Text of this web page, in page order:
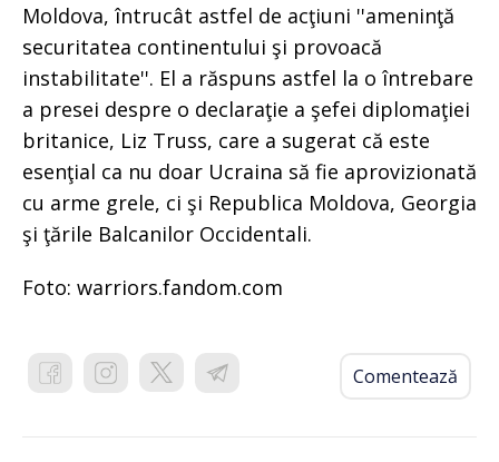
Moldova, întrucât astfel de acţiuni ''ameninţă
securitatea continentului şi provoacă
instabilitate''. El a răspuns astfel la o întrebare
a presei despre o declaraţie a şefei diplomaţiei
britanice, Liz Truss, care a sugerat că este
esenţial ca nu doar Ucraina să fie aprovizionată
cu arme grele, ci şi Republica Moldova, Georgia
şi ţările Balcanilor Occidentali.
Foto: warriors.fandom.com
Comentează